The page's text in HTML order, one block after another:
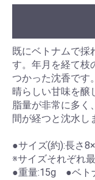
お買い
既にベトナムで採
す。年月を経て枝
つかった沈香です
晴らしい甘味を醸
脂量が非常に多く
間が経つと沈水し
●サイズ(約):長さ
※サイズそれぞれ最
●重量:15g ●ベト